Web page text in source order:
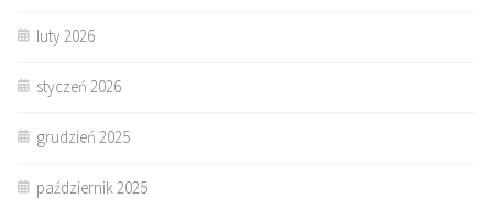
luty 2026
styczeń 2026
grudzień 2025
październik 2025